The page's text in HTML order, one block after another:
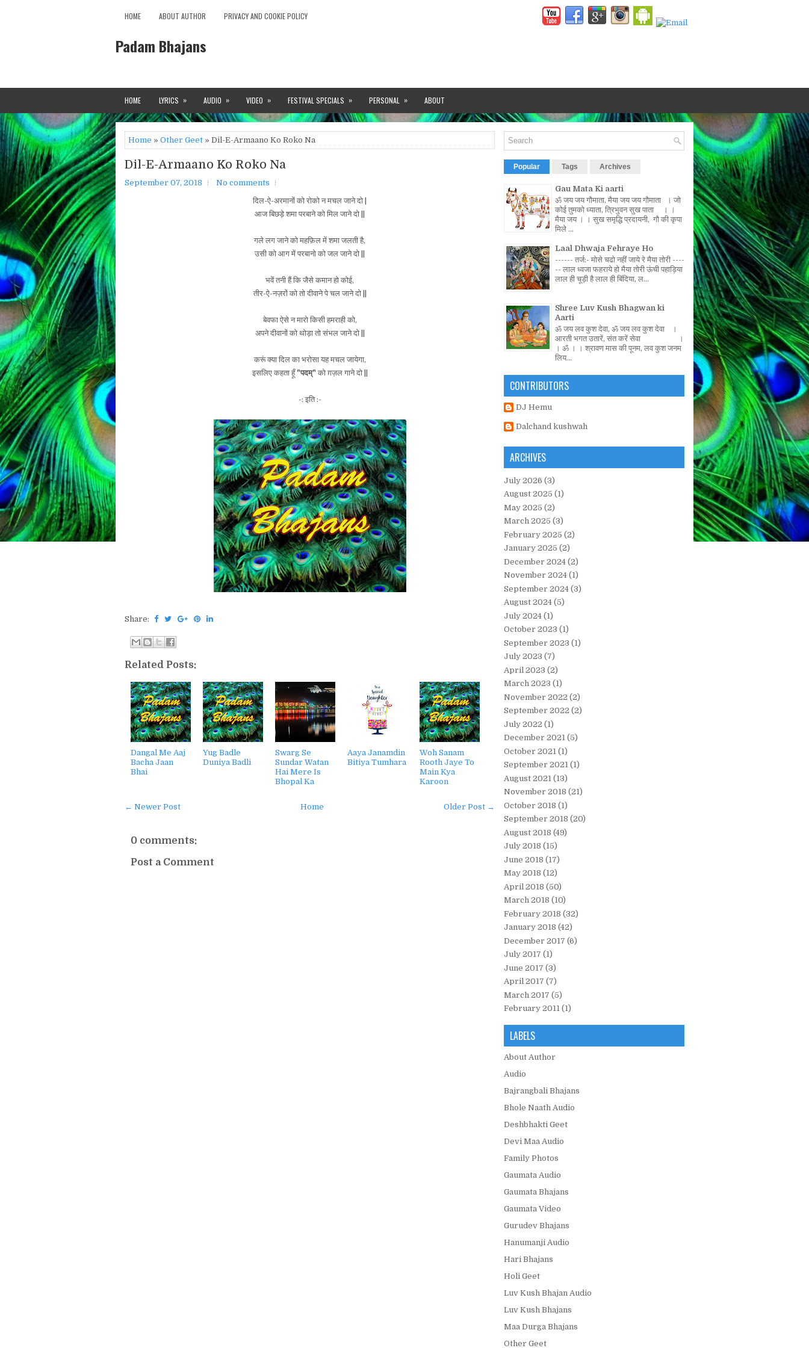
HOME ABOUT AUTHOR PRIVACY AND COOKIE POLICY
Padam Bhajans
HOME LYRICS » AUDIO » VIDEO » FESTIVAL SPECIALS » PERSONAL » ABOUT
Home » Other Geet » Dil-E-Armaano Ko Roko Na
Dil-E-Armaano Ko Roko Na
September 07, 2018
No comments
दिल-ऐ-अरमानों को रोको न मचल जाने दो |
आज बिछड़े शमा परबाने को मिल जाने दो ||
गले लग जाने को महफ़िल में शमा जलती है,
उसी को आग में परबानो को जल जाने दो ||
भवें तनी हैं कि जैसे कमान हो कोई,
तीर-ऐ-नज़रों को तो दीवाने पे चल जाने दो ||
बेवफा ऐसे न मारो किसी हमराही को,
अपने दीवानों को थोड़ा तो संभल जाने दो ||
करूं क्या दिल का भरोसा यह मचल जायेगा,
इसलिए कहता हूँ "पदम्" को ग़ज़ल गाने दो ||
-: इति :-
Share:
Related Posts:
Dangal Me Aaj
Bacha Jaan
Bhai
Yug Badle
Duniya Badli
Swarg Se
Sundar Watan
Hai Mere Is
Bhopal Ka
Aaya Janamdin
Bitiya Tumhara
Woh Sanam
Rooth Jaye To
Main Kya
Karoon
← Newer Post Older Post →
Home
0 comments:
Post a Comment
Popular Tags Archives
Gau Mata Ki aarti
ॐ जय जय गौमाता, मैया जय जय गौमाता । जो
कोई तुमको ध्याता, त्रिभुवन सुख पाता । ।
मैया जय । । सुख समृद्धि प्रदायनी, गौ की कृपा
मिले ...
Laal Dhwaja Fehraye Ho
------ तर्ज:- मोसे चढो नहीं जाये रे मैया तोरी ----
-- लाल ध्वजा फहराये हो मैया तोरी ऊंची पहाड़िया
लाल ही चूड़ी है लाल ही बिंदिया, ल...
Shree Luv Kush Bhagwan ki
Aarti
ॐ जय लव कुश देवा, ॐ जय लव कुश देवा ।
आरती भगत उतारें, संत करें सेवा ।
। ॐ । । श्रावण मास की पूनम, लव कुश जनम
लिय...
CONTRIBUTORS
DJ Hemu
Dalchand kushwah
ARCHIVES
July 2026 (3)
August 2025 (1)
May 2025 (2)
March 2025 (3)
February 2025 (2)
January 2025 (2)
December 2024 (2)
November 2024 (1)
September 2024 (3)
August 2024 (5)
July 2024 (1)
October 2023 (1)
September 2023 (1)
July 2023 (7)
April 2023 (2)
March 2023 (1)
November 2022 (2)
September 2022 (2)
July 2022 (1)
December 2021 (5)
October 2021 (1)
September 2021 (1)
August 2021 (13)
November 2018 (21)
October 2018 (1)
September 2018 (20)
August 2018 (49)
July 2018 (15)
June 2018 (17)
May 2018 (12)
April 2018 (50)
March 2018 (10)
February 2018 (32)
January 2018 (42)
December 2017 (6)
July 2017 (1)
June 2017 (3)
April 2017 (7)
March 2017 (5)
February 2011 (1)
LABELS
About Author
Audio
Bajrangbali Bhajans
Bhole Naath Audio
Deshbhakti Geet
Devi Maa Audio
Family Photos
Gaumata Audio
Gaumata Bhajans
Gaumata Video
Gurudev Bhajans
Hanumanji Audio
Hari Bhajans
Holi Geet
Luv Kush Bhajan Audio
Luv Kush Bhajans
Maa Durga Bhajans
Other Geet